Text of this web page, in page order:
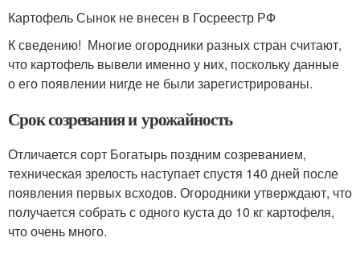
Картофель Сынок не внесен в Госреестр РФ
К сведению! Многие огородники разных стран считают,
что картофель вывели именно у них, поскольку данные
о его появлении нигде не были зарегистрированы.
Срок созревания и урожайность
Отличается сорт Богатырь поздним созреванием,
техническая зрелость наступает спустя 140 дней после
появления первых всходов. Огородники утверждают, что
получается собрать с одного куста до 10 кг картофеля,
что очень много.